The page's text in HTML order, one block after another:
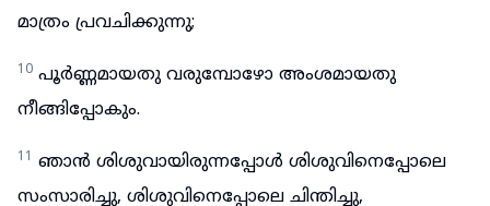
മാത്രം പ്രവചിക്കുന്നു;
10 പൂർണ്ണമായതു വരുമ്പോഴോ അംശമായതു
നീങ്ങിപ്പോകും.
11 ഞാൻ ശിശുവായിരുന്നപ്പോൾ ശിശുവിനെപ്പോലെ
സംസാരിച്ചു, ശിശുവിനെപ്പോലെ ചിന്തിച്ചു,